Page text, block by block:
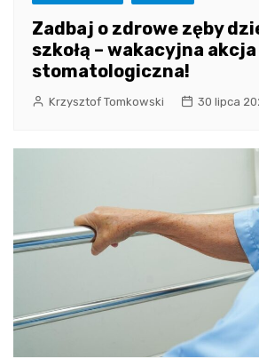
Zadbaj o zdrowe zęby
szkołą – wakacyjna akcja
stomatologiczna!
Krzysztof Tomkowski 30 lipca